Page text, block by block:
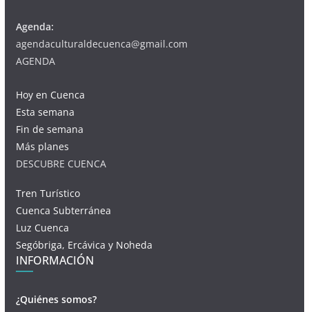
Agenda:
agendaculturaldecuenca@gmail.com
AGENDA
Hoy en Cuenca
Esta semana
Fin de semana
Más planes
DESCUBRE CUENCA
Tren Turístico
Cuenca Subterránea
Luz Cuenca
Segóbriga, Ercávica y Noheda
INFORMACIÓN
¿Quiénes somos?